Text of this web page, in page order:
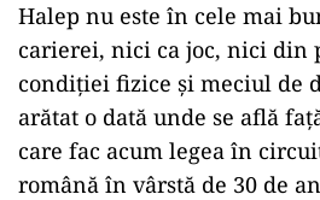
Halep nu este în cele mai
carierei, nici ca joc, nici din
condiţiei fizice şi meciul de
arătat o dată unde se află
care fac acum legea în
română în vârstă de 30 de